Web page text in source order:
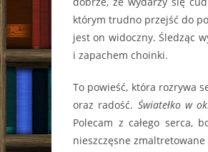
którym trudno przejść do
jest on widoczny. Śledząc
i zapachem choinki.
To powieść, która rozrywa
oraz radość. Światełko w
Polecam z całego
nieszczęsne zmaltretowane